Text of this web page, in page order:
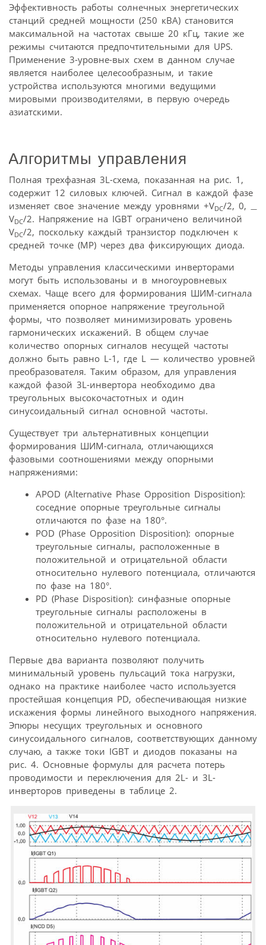
Эффективность работы солнечных энергетических
станций средней мощности (250 кВА) становится
максимальной на частотах свыше 20 кГц, такие же
режимы считаются предпочтительными для UPS.
Применение 3-уровне-вых схем в данном случае
является наиболее целесообразным, и такие
устройства используются многими ведущими
мировыми производителями, в первую очередь
азиатскими.
Алгоритмы управления
Полная трехфазная 3L-схема, показанная на рис. 1,
содержит 12 силовых ключей. Сигнал в каждой фазе
изменяет свое значение между уровнями +VDC/2, 0, —
VDC/2. Напряжение на IGBT ограничено величиной
VDC/2, поскольку каждый транзистор подключен к
средней точке (MP) через два фиксирующих диода.
Методы управления классическими инверторами
могут быть использованы и в многоуровневых
схемах. Чаще всего для формирования ШИМ-сигнала
применяется опорное напряжение треугольной
формы, что позволяет минимизировать уровень
гармонических искажений. В общем случае
количество опорных сигналов несущей частоты
должно быть равно L-1, где L — количество уровней
преобразователя. Таким образом, для управления
каждой фазой 3L-инвертора необходимо два
треугольных высокочастотных и один
синусоидальный сигнал основной частоты.
Существует три альтернативных концепции
формирования ШИМ-сигнала, отличающихся
фазовыми соотношениями между опорными
напряжениями:
APOD (Alternative Phase Opposition Disposition):
соседние опорные треугольные сигналы
отличаются по фазе на 180°.
POD (Phase Opposition Disposition): опорные
треугольные сигналы, расположенные в
положительной и отрицательной области
относительно нулевого потенциала, отличаются
по фазе на 180°.
PD (Phase Disposition): синфазные опорные
треугольные сигналы расположены в
положительной и отрицательной области
относительно нулевого потенциала.
Первые два варианта позволяют получить
минимальный уровень пульсаций тока нагрузки,
однако на практике наиболее часто используется
простейшая концепция PD, обеспечивающая низкие
искажения формы линейного выходного напряжения.
Эпюры несущих треугольных и основного
синусоидального сигналов, соответствующих данному
случаю, а также токи IGBT и диодов показаны на
рис. 4. Основные формулы для расчета потерь
проводимости и переключения для 2L- и 3L-
инверторов приведены в таблице 2.